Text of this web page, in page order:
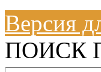
Версия
ПОИСК